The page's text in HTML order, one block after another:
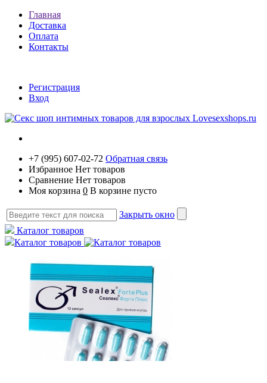
Главная
Доставка
Оплата
Контакты
Регистрация
Вход
+7 (995) 607-02-72 Обратная связь
Избранное Нет товаров
Сравнение Нет товаров
Моя корзина 0 В корзине пусто
Закрыть окно
Каталог товаров
Каталог товаров